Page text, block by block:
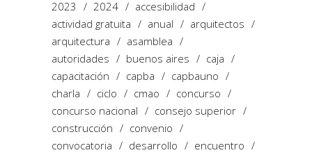
2023 2024
accesibilidad
actividad gratuita
anual
arquitectos
arquitectura
asamblea
autoridades
buenos aires
caja
capacitación
capba
capbauno
charla
ciclo cmao
concurso
concurso nacional
consejo superior
construcción
convenio
convocatoria
desarrollo
encuentro